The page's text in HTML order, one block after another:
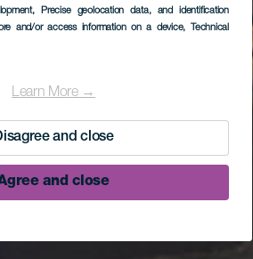
, Precise geolocation data, and identification
and/or access information on a device, Technical
Learn More →
and close
and close